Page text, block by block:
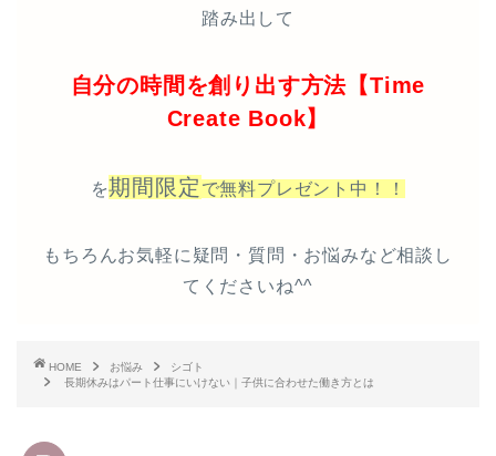
踏み出して
自分の時間を創り出す方法【Time
Create Book】
を期間限定 で無料プレゼント中！！
もちろんお気軽に疑問・質問・お悩みなど相談し
てくださいね^^
HOME お悩み
シゴト
長期休みはパート仕事にいけない｜子供に合わせた働き方とは